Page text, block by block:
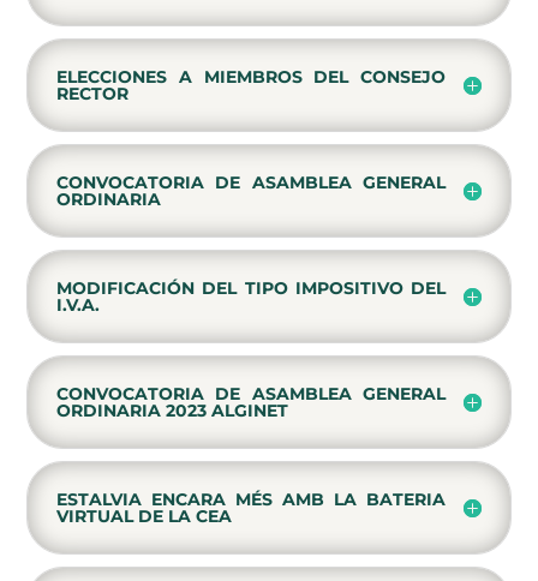
ELECCIONES A MIEMBROS DEL CONSEJO
RECTOR
CONVOCATORIA DE ASAMBLEA GENERAL
ORDINARIA
MODIFICACIÓN DEL TIPO IMPOSITIVO DEL
I.V.A.
CONVOCATORIA DE ASAMBLEA GENERAL
ORDINARIA 2023 ALGINET
ESTALVIA ENCARA MÉS AMB LA BATERIA
VIRTUAL DE LA CEA